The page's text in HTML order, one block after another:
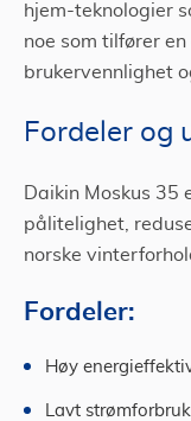
hjem-teknologier
noe som tilfører
brukervennlighet
Fordeler og
Daikin Moskus 35
pålitelighet,
norske
Fordeler:
Høy
Lavt strømforbruk.